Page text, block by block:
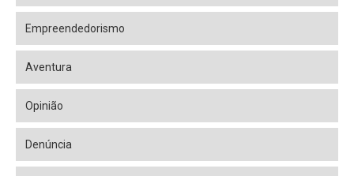
Empreendedorismo
Aventura
Opinião
Denúncia